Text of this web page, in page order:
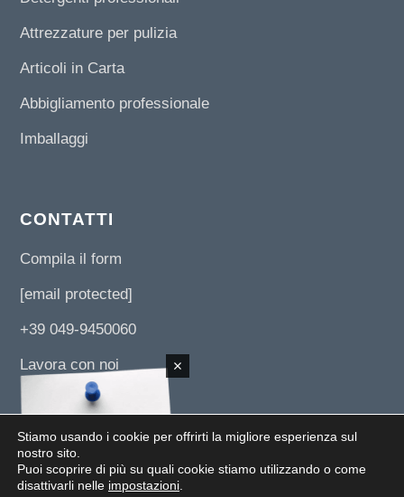
Attrezzature per pulizia
Articoli in Carta
Abbigliamento professionale
Imballaggi
CONTATTI
Compila il form
[email protected]
+39 049-9450060
Lavora con noi
© 2019 UNI 3 SERVIZI SRL -Via L. Da Vinci, 89/B z.i. 35010 - Paviola di S.Giorgio
Stiamo usando i cookie per offrirti la migliore esperienza sul
nostro sito.
Puoi scoprire di più su quali cookie stiamo utilizzando o come
disattivarli nelle impostazioni